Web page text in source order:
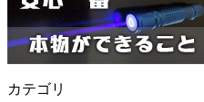
カテゴリ